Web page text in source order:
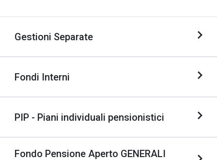
Gestioni Separate
Fondi Interni
PIP - Piani individuali pensionistici
Fondo Pensione Aperto GENERALI